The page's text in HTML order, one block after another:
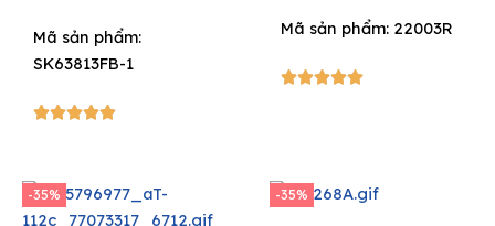
Mã sản phẩm:
SK63813FB-1
5/5
Mã sản phẩm: 22003R
5/5
-35% -35%